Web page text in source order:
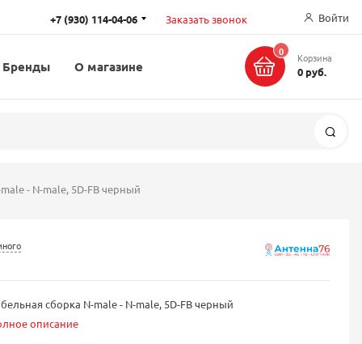
+7 (930) 114-04-06 Заказать звонок Войти
Бренды О магазине
0 Корзина
0 руб.
- N-male, 5D-FB черный
сборка N-male - N-male, 5D-FB черный
описание